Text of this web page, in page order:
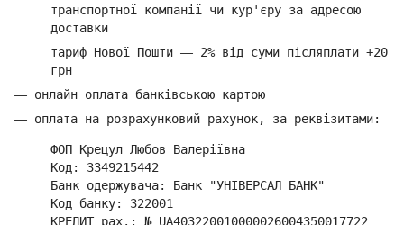
транспортної компанії чи кур'єру за адресою
доставки
тариф Нової Пошти — 2% від суми післяплати +20
грн
— онлайн оплата банківською картою
— оплата на розрахунковий рахунок, за реквізитами:
ФОП Крецул Любов Валеріївна
Код: 3349215442
Банк одержувача: Банк "УНІВЕРСАЛ БАНК"
Код банку: 322001
КРЕДИТ рах.: № UA403220010000026004350017722